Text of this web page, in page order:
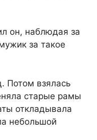
он, наблюдая за
за такое
Потом взялась
старые рамы
откладывала
небольшой